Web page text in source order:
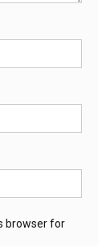
browser for